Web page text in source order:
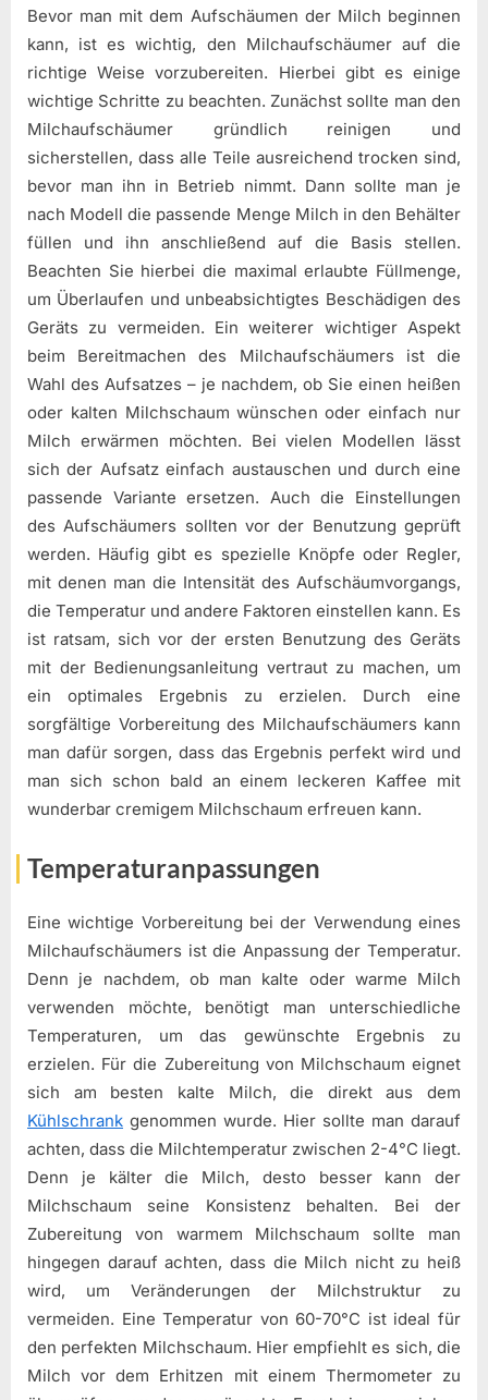
Bevor man mit dem Aufschäumen der Milch beginnen
kann, ist es wichtig, den Milchaufschäumer auf die
richtige Weise vorzubereiten. Hierbei gibt es einige
wichtige Schritte zu beachten. Zunächst sollte man den
Milchaufschäumer gründlich reinigen und
sicherstellen, dass alle Teile ausreichend trocken sind,
bevor man ihn in Betrieb nimmt. Dann sollte man je
nach Modell die passende Menge Milch in den Behälter
füllen und ihn anschließend auf die Basis stellen.
Beachten Sie hierbei die maximal erlaubte Füllmenge,
um Überlaufen und unbeabsichtigtes Beschädigen des
Geräts zu vermeiden. Ein weiterer wichtiger Aspekt
beim Bereitmachen des Milchaufschäumers ist die
Wahl des Aufsatzes – je nachdem, ob Sie einen heißen
oder kalten Milchschaum wünschen oder einfach nur
Milch erwärmen möchten. Bei vielen Modellen lässt
sich der Aufsatz einfach austauschen und durch eine
passende Variante ersetzen. Auch die Einstellungen
des Aufschäumers sollten vor der Benutzung geprüft
werden. Häufig gibt es spezielle Knöpfe oder Regler,
mit denen man die Intensität des Aufschäumvorgangs,
die Temperatur und andere Faktoren einstellen kann. Es
ist ratsam, sich vor der ersten Benutzung des Geräts
mit der Bedienungsanleitung vertraut zu machen, um
ein optimales Ergebnis zu erzielen. Durch eine
sorgfältige Vorbereitung des Milchaufschäumers kann
man dafür sorgen, dass das Ergebnis perfekt wird und
man sich schon bald an einem leckeren Kaffee mit
wunderbar cremigem Milchschaum erfreuen kann.
Temperaturanpassungen
Eine wichtige Vorbereitung bei der Verwendung eines
Milchaufschäumers ist die Anpassung der Temperatur.
Denn je nachdem, ob man kalte oder warme Milch
verwenden möchte, benötigt man unterschiedliche
Temperaturen, um das gewünschte Ergebnis zu
erzielen. Für die Zubereitung von Milchschaum eignet
sich am besten kalte Milch, die direkt aus dem
Kühlschrank genommen wurde. Hier sollte man darauf
achten, dass die Milchtemperatur zwischen 2-4°C liegt.
Denn je kälter die Milch, desto besser kann der
Milchschaum seine Konsistenz behalten. Bei der
Zubereitung von warmem Milchschaum sollte man
hingegen darauf achten, dass die Milch nicht zu heiß
wird, um Veränderungen der Milchstruktur zu
vermeiden. Eine Temperatur von 60-70°C ist ideal für
den perfekten Milchschaum. Hier empfiehlt es sich, die
Milch vor dem Erhitzen mit einem Thermometer zu